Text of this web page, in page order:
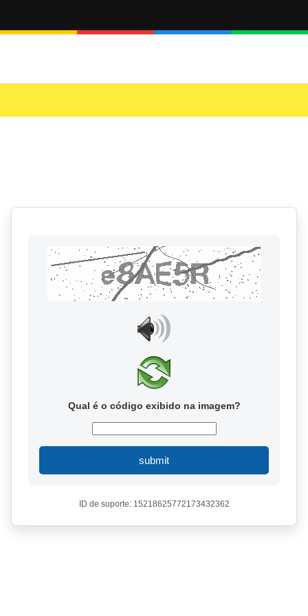
Qual é o código exibido na imagem?
submit
ID de suporte: 15218625772173432362